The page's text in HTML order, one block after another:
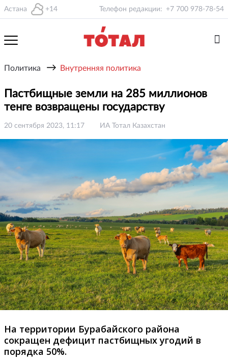
Астана +14 Телефон редакции: +7 700 978-78-54
Политика → Внутренняя политика
Пастбищные земли на 285 миллионов
тенге возвращены государству
20 сентября 2023, 11:17 ИА Тотал Казахстан
На территории Бурабайского района
сокращен дефицит пастбищных угодий в
порядка 50%.